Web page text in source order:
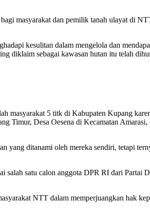
masyarakat dan pemilik tanah ulayat di
kesulitan dalam mengelola dan
diklaim sebagai kawasan hutan itu telah
masyarakat 5 titk di Kabupaten Kupang
Timur, Desa Oesena di Kecamatan Amarasi,
yang ditanami oleh mereka sendiri, tetapi
salah satu calon anggota DPR RI dari Partai
NTT dalam memperjuangkan hak